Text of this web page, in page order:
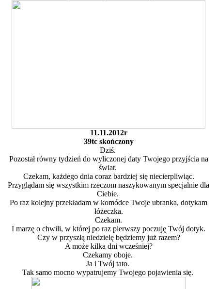
11.11.2012r
39tc skończony
Dziś.
Pozostał równy tydzień do wyliczonej daty Twojego przyjścia na
świat.
Czekam, każdego dnia coraz bardziej się niecierpliwiąc.
Przyglądam się wszystkim rzeczom naszykowanym specjalnie dla
Ciebie.
Po raz kolejny przekładam w komódce Twoje ubranka, dotykam
łóżeczka.
Czekam.
I marzę o chwili, w której po raz pierwszy poczuję Twój dotyk.
Czy w przyszłą niedzielę będziemy już razem?
A może kilka dni wcześniej?
Czekamy oboje.
Ja i Twój tato.
Tak samo mocno wypatrujemy Twojego pojawienia się.